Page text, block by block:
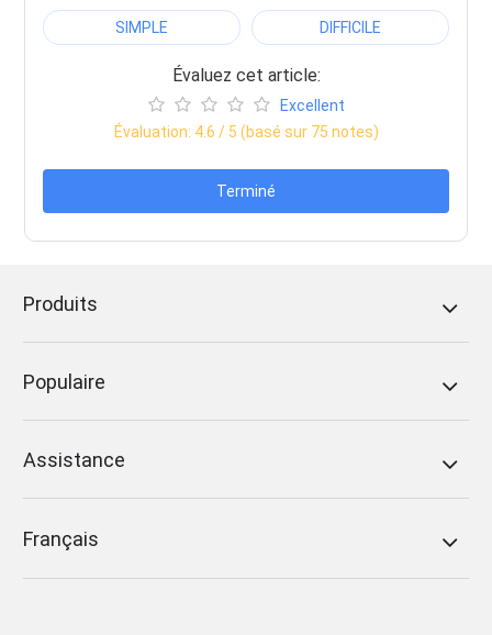
SIMPLE DIFFICILE
Évaluez cet article:
Excellent
Évaluation: 4.6 / 5 (basé sur 75 notes)
Terminé
Produits
Populaire
Assistance
Français